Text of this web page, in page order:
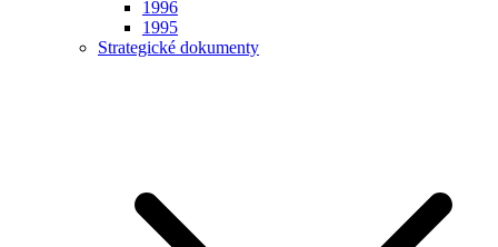
1996
1995
Strategické dokumenty